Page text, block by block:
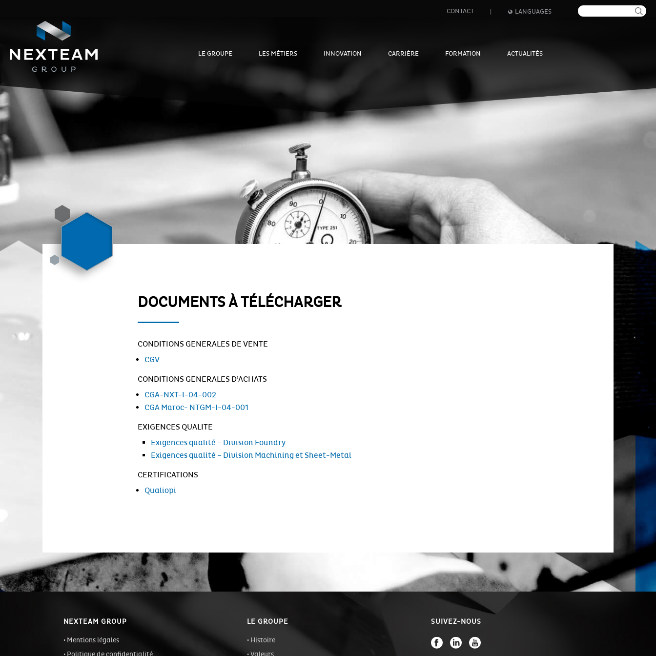
CONTACT | LANGUAGES
LE GROUPE LES MÉTIERS INNOVATION CARRIÈRE FORMATION ACTUALITÉS
DOCUMENTS À TÉLÉCHARGER
CONDITIONS GENERALES DE VENTE
CGV
CONDITIONS GENERALES D’ACHATS
CGA-NXT-I-04-002
CGA Maroc- NTGM-I-04-001
EXIGENCES QUALITE
Exigences qualité – Division Foundry
Exigences qualité – Division Machining et Sheet-Metal
CERTIFICATIONS
Qualiopi
NEXTEAM GROUP
Mentions légales
Politique de confidentialité
LE GROUPE
Histoire
Valeurs
SUIVEZ-NOUS